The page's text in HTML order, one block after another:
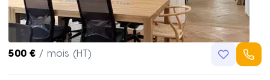
500 € / mois (HT)